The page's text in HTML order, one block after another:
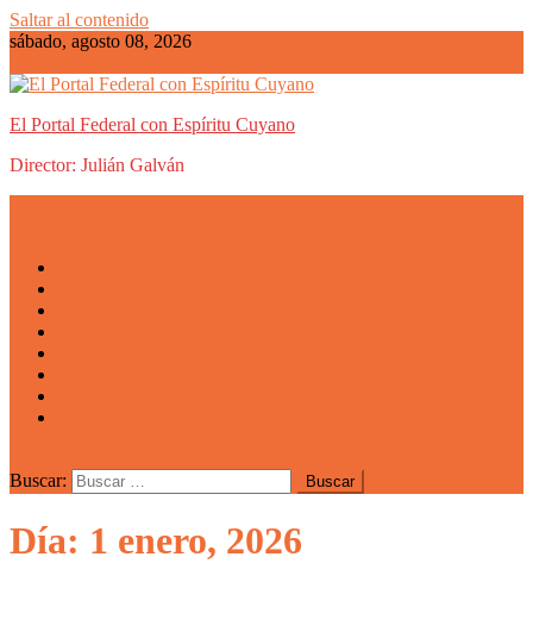
Saltar al contenido
sábado, agosto 08, 2026
El Portal Federal con Espíritu Cuyano
Director: Julián Galván
Buscar:
Día: 1 enero, 2026